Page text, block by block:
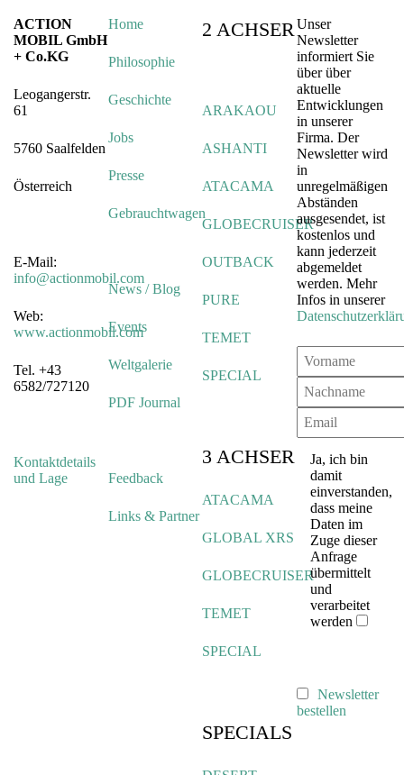
ACTION
MOBIL GmbH
+ Co.KG
Leogangerstr.
61
5760 Saalfelden
Österreich
E-Mail:
info@actionmobil.com
Web:
www.actionmobil.com
Tel. +43
6582/727120
Kontaktdetails
und Lage
Home
Philosophie
Geschichte
Jobs
Presse
Gebrauchtwagen
News / Blog
Events
Weltgalerie
PDF Journal
Feedback
Links & Partner
2 ACHSER
ARAKAOU
ASHANTI
ATACAMA
GLOBECRUISER
OUTBACK
PURE
TEMET
SPECIAL
3 ACHSER
ATACAMA
GLOBAL XRS
GLOBECRUISER
TEMET
SPECIAL
SPECIALS
Unser
Newsletter
informiert Sie
über über
aktuelle
Entwicklungen
in unserer
Firma. Der
Newsletter wird
in
unregelmäßigen
Abständen
ausgesendet, ist
kostenlos und
kann jederzeit
abgemeldet
werden. Mehr
Infos in unserer
Ja, ich bin
damit
einverstanden,
dass meine
Daten im
Zuge dieser
Anfrage
übermittelt
und
verarbeitet
werden
Newsletter
bestellen